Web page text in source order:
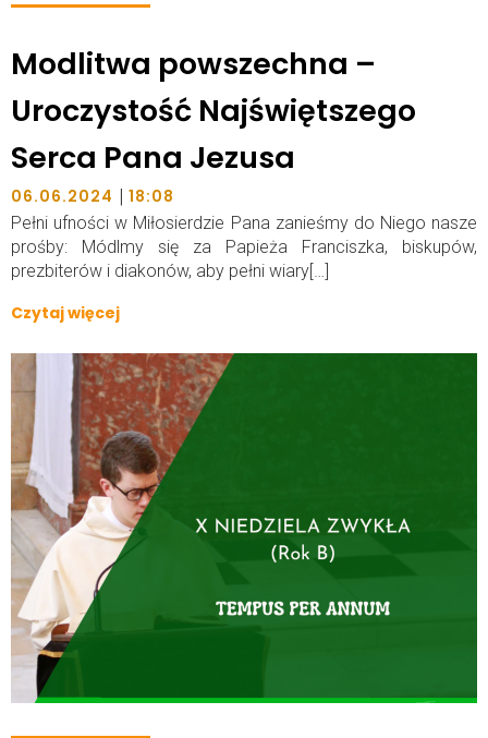
Modlitwa powszechna –
Uroczystość Najświętszego
Serca Pana Jezusa
06.06.2024 | 18:08
Pełni ufności w Miłosierdzie Pana zanieśmy do Niego nasze
prośby: Módlmy się za Papieża Franciszka, biskupów,
prezbiterów i diakonów, aby pełni wiary[…]
Czytaj więcej